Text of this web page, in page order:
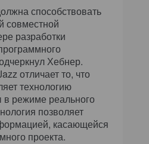
способствовать
совместной
разработки
Хебнер.
отличает то, что
технологию
в режиме реального
позволяет
касающейся
проекта.